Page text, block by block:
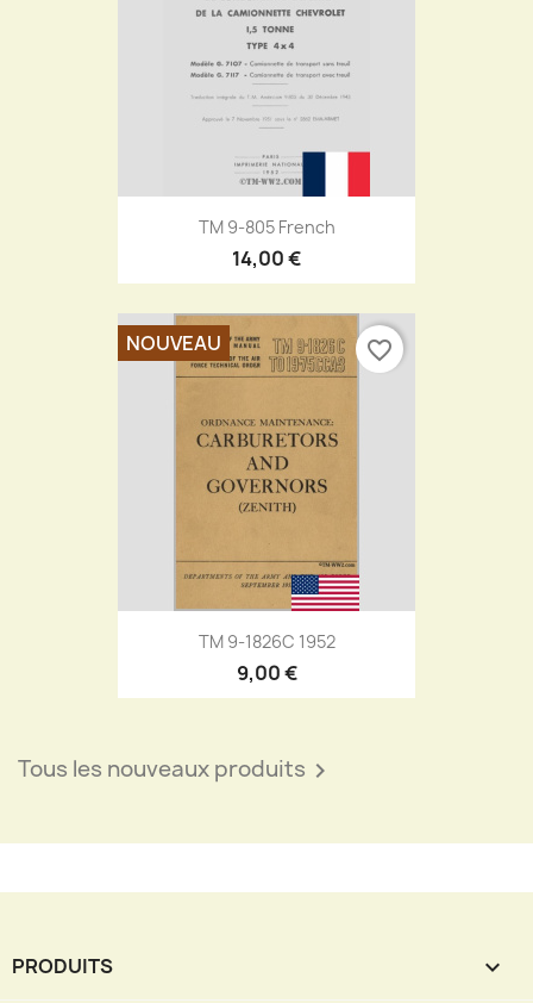
TM 9-805 French
14,00 €
TM 9-1826C 1952
9,00 €
NOUVEAU favorite_border
Tous les nouveaux produits 
PRODUITS 